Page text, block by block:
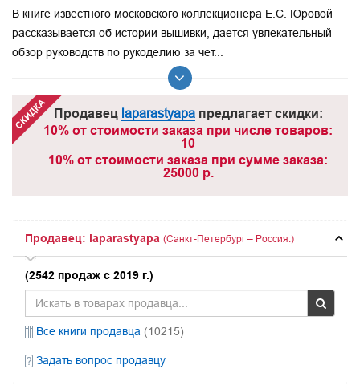
В книге известного московского коллекционера Е.С. Юровой
рассказывается об истории вышивки, дается увлекательный
обзор руководств по рукоделию за чет...
Продавец laparastyapaпредлагает скидки:
10% от стоимости заказа при числе товаров:
10
10% от стоимости заказа при сумме заказа:
25000 р.
Продавец: laparastyapa (Санкт-Петербург – Россия.)
(2542 продаж с 2019 г.)
Все книги продавца (10215)
Задать вопрос продавцу